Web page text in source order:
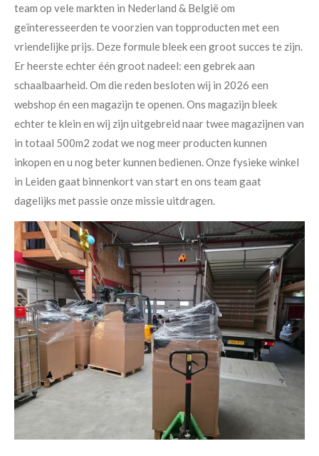
team op vele markten in Nederland & België om
geïnteresseerden te voorzien van topproducten met een
vriendelijke prijs. Deze formule bleek een groot succes te zijn.
Er heerste echter één groot nadeel: een gebrek aan
schaalbaarheid. Om die reden besloten wij in 2026 een
webshop én een magazijn te openen. Ons magazijn bleek
echter te klein en wij zijn uitgebreid naar twee magazijnen van
in totaal 500m2 zodat we nog meer producten kunnen
inkopen en u nog beter kunnen bedienen. Onze fysieke winkel
in Leiden gaat binnenkort van start en ons team gaat
dagelijks met passie onze missie uitdragen.